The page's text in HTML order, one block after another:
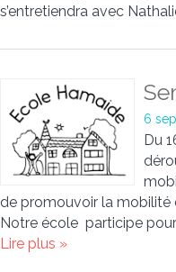
s’entretiendra avec
6
Du
de promouvoir la mobilité
Notre école participe
Lire plus »